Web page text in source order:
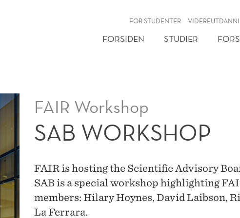
FOR STUDENTER
FORSIDEN STUDIER
FAIR Workshop
SAB WORKSHOP
FAIR is hosting the Scientific Advisory
SAB is a special workshop highlighting
members: Hilary Hoynes, David Laibson,
La Ferrara.